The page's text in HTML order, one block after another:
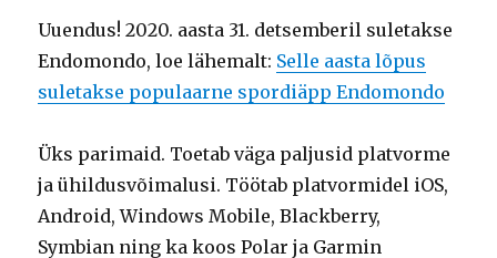
Uuendus! 2020. aasta 31. detsemberil suletakse
Endomondo, loe lähemalt: Selle aasta lõpus
suletakse populaarne spordiäpp Endomondo
Üks parimaid. Toetab väga paljusid platvorme
ja ühildusvõimalusi. Töötab platvormidel iOS,
Android, Windows Mobile, Blackberry,
Symbian ning ka koos Polar ja Garmin